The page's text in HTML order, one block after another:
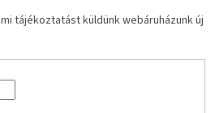
tájékoztatást küldünk webáruházunk új